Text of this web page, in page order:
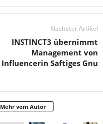
Nächster Artikel
INSTINCT3 übernimmt
Management von
Influencerin Saftiges Gnu
Mehr vom Autor